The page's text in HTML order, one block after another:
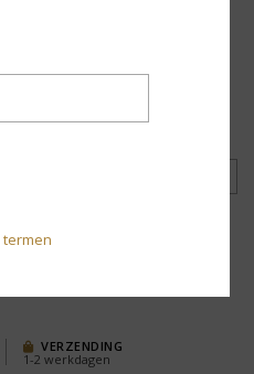
VERZENDING
1-2 werkdagen
termen